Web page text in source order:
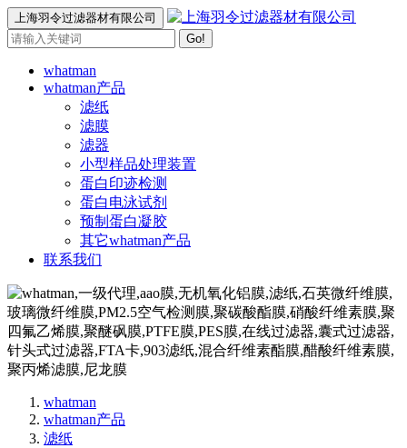
上海羽令过滤器材有限公司
Go!
whatman
whatman产品
滤纸
滤膜
滤器
小型样品处理装置
蛋白印迹检测
蛋白电泳试剂
预制蛋白凝胶
其它whatman产品
联系我们
whatman
whatman产品
滤纸